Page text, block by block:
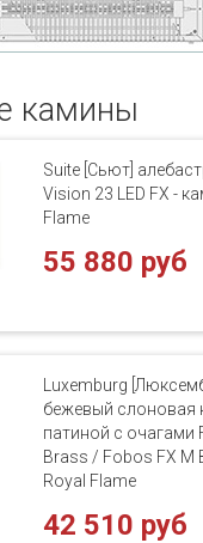
кaмины
Suite [Сьют]
Vision 23 LED FX -
Flame
55 880 руб
Luxemburg
бежевый слоновая
патиной с очагами
Brass / Fobos FX M
Royal Flame
42 510 руб